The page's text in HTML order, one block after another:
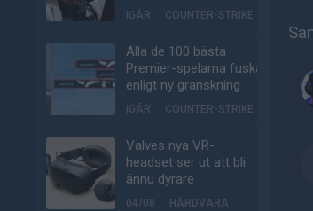
IGÅR COUNTER-STRIKE
Alla de 100 bästa
Premier-spelarna fuskar
enligt ny granskning
IGÅR COUNTER-STRIKE
Valves nya VR-
headset ser ut att bli
ännu dyrare
04/08 HÅRDVARA